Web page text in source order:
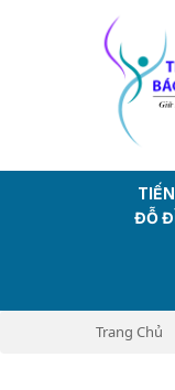
ĐỖ
Trang Chủ